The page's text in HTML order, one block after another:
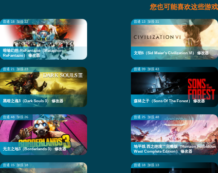
您也可能喜欢这些游戏
普通 18 加强 22
暗喻幻想:ReFantazio（Metaphor:
ReFantazio） 修改器
普通 13 加强 31
文明6（Sid Meier's Civilization VI） 修改器
普通 21 加强 23
黑暗之魂3（Dark Souls 3） 修改器
普通 39 加强 43
森林之子（Sons Of The Forest） 修改器
普通 48 加强 26
无主之地3（Borderlands 3） 修改器
普通 25 加强 48
地平线 西之绝境™完整版（Horizon Forbidden
West Complete Edition） 修改器
普通 15 加强 18 普通 18 加强 13